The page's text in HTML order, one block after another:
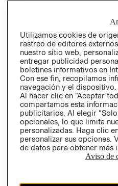
Y ÉTICA
Colombia ($)
CAMBIAR REGIÓN
Utilizamos cookies de
rastreo de editores
nuestro sitio web,
entregar publicidad
boletines informativos en
Con ese fin, recopilamos
navegación y el dispositivo.
Al hacer clic en “Aceptar
compartamos esta
publicitarios. Al elegir
opcionales, lo que limita
personalizadas. Haga clic
personalizar sus opciones.
de datos para obtener más
Aviso de